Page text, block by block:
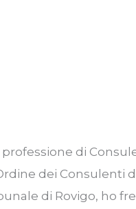
di
dei Consulenti
di Rovigo, ho